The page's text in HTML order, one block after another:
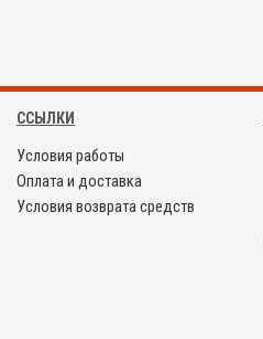
ССЫЛКИ
Условия работы
Оплата и доставка
Условия возврата средств